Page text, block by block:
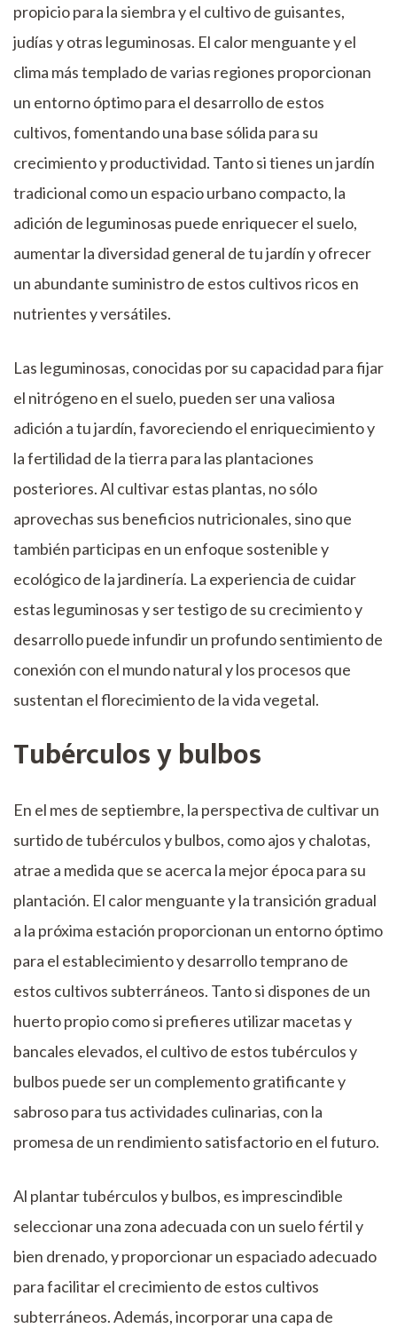
propicio para la siembra y el cultivo de guisantes,
judías y otras leguminosas. El calor menguante y el
clima más templado de varias regiones proporcionan
un entorno óptimo para el desarrollo de estos
cultivos, fomentando una base sólida para su
crecimiento y productividad. Tanto si tienes un jardín
tradicional como un espacio urbano compacto, la
adición de leguminosas puede enriquecer el suelo,
aumentar la diversidad general de tu jardín y ofrecer
un abundante suministro de estos cultivos ricos en
nutrientes y versátiles.
Las leguminosas, conocidas por su capacidad para fijar
el nitrógeno en el suelo, pueden ser una valiosa
adición a tu jardín, favoreciendo el enriquecimiento y
la fertilidad de la tierra para las plantaciones
posteriores. Al cultivar estas plantas, no sólo
aprovechas sus beneficios nutricionales, sino que
también participas en un enfoque sostenible y
ecológico de la jardinería. La experiencia de cuidar
estas leguminosas y ser testigo de su crecimiento y
desarrollo puede infundir un profundo sentimiento de
conexión con el mundo natural y los procesos que
sustentan el florecimiento de la vida vegetal.
Tubérculos y bulbos
En el mes de septiembre, la perspectiva de cultivar un
surtido de tubérculos y bulbos, como ajos y chalotas,
atrae a medida que se acerca la mejor época para su
plantación. El calor menguante y la transición gradual
a la próxima estación proporcionan un entorno óptimo
para el establecimiento y desarrollo temprano de
estos cultivos subterráneos. Tanto si dispones de un
huerto propio como si prefieres utilizar macetas y
bancales elevados, el cultivo de estos tubérculos y
bulbos puede ser un complemento gratificante y
sabroso para tus actividades culinarias, con la
promesa de un rendimiento satisfactorio en el futuro.
Al plantar tubérculos y bulbos, es imprescindible
seleccionar una zona adecuada con un suelo fértil y
bien drenado, y proporcionar un espaciado adecuado
para facilitar el crecimiento de estos cultivos
subterráneos. Además, incorporar una capa de